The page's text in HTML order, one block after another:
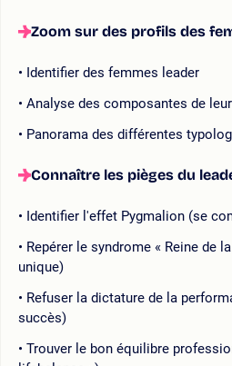
Zoom sur des profils des
Identifier des femmes leader
Analyse des composantes de
Panorama des différentes
Connaître les pièges du
Identifier l'effet Pygmalion (se
Repérer le syndrome « Reine de
unique)
Refuser la dictature de la
succès)
Trouver le bon équilibre